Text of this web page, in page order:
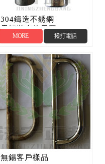
304鑄造不銹鋼
電解拋光效果圖
對比MORE 撥打電話
無錫客戶樣品